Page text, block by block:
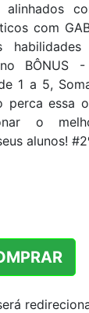
alinhados
com
habilidades
BÔNUS -
1 a 5,
perca essa
o
alunos!